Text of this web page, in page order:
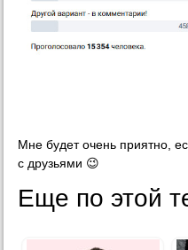
Мне будет очень приятно,
с друзьями 😉
Еще по этой